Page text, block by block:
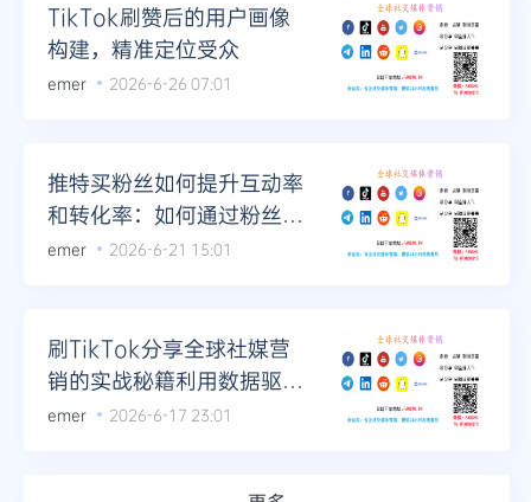
TikTok刷赞后的用户画像
构建，精准定位受众
emer 2026-6-26 07:01
推特买粉丝如何提升互动率
和转化率：如何通过粉丝提
升品牌影响力
emer 2026-6-21 15:01
刷TikTok分享全球社媒营
销的实战秘籍利用数据驱动
营销决策
emer 2026-6-17 23:01